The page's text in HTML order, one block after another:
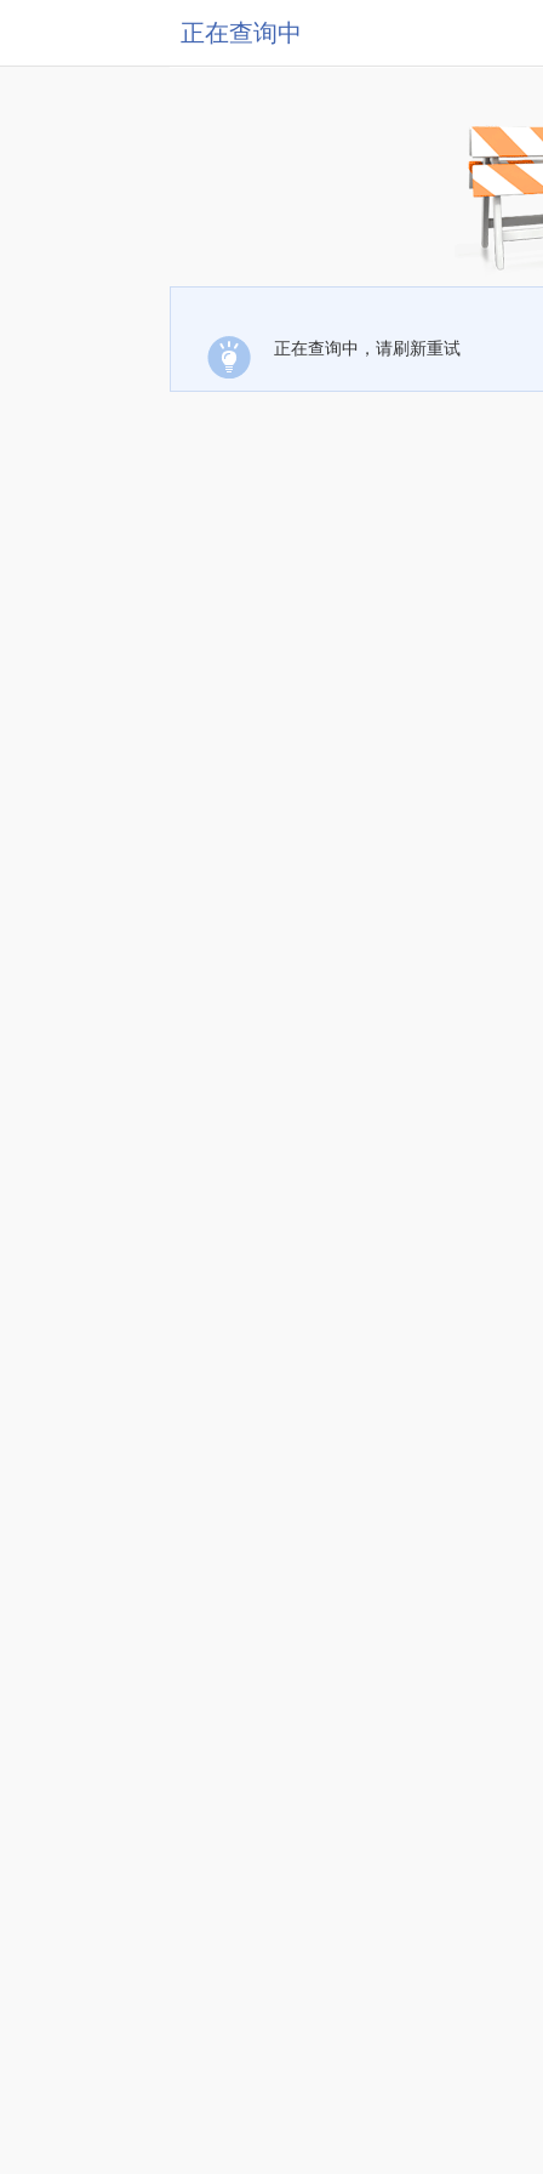
正在查询中
正在查询中，请刷新重试